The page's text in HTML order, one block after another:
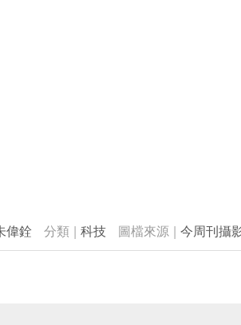
偉銓 科技 今周刊攝